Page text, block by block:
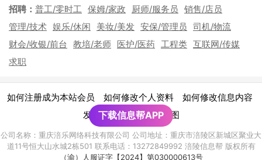
招聘： 普工/零时工 保姆/家政 厨师/服务员 销售/店员
管理/技术 娱乐/休闲 美妆/美发 安保/管理员 司机/物流
财会/收银/前台 教培/老师 医护/医药 工程类 互联网/传媒
求职
如何注册成为本站会员 如何修改个人资料 如何修改信息内容
发布广告须知 | 网站地图
公司名称：重庆涪乐网络科技有限公司 公司地址：重庆市涪陵区新城区聚业大
道11号恒大山水城2栋501 联系电话：13272849992 涪陵信息帮 版权所有
（渝）人服证字【2024】第030000613号
下载信息帮APP